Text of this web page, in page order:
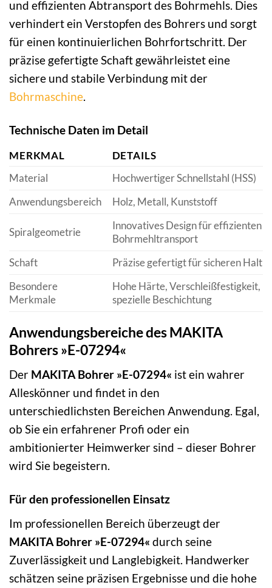
und effizienten Abtransport des Bohrmehls. Dies
verhindert ein Verstopfen des Bohrers und sorgt
für einen kontinuierlichen Bohrfortschritt. Der
präzise gefertigte Schaft gewährleistet eine
sichere und stabile Verbindung mit der
Bohrmaschine.
Technische Daten im Detail
MERKMAL
DETAILS
Material
Hochwertiger Schnellstahl (HSS)
Anwendungsbereich
Holz, Metall, Kunststoff
Spiralgeometrie
Innovatives Design für effizienten
Bohrmehltransport
Schaft
Präzise gefertigt für sicheren Halt
Besondere
Merkmale
Hohe Härte, Verschleißfestigkeit,
spezielle Beschichtung
Anwendungsbereiche des MAKITA
Bohrers »E-07294«
Der MAKITA Bohrer »E-07294« ist ein wahrer
Alleskönner und findet in den
unterschiedlichsten Bereichen Anwendung. Egal,
ob Sie ein erfahrener Profi oder ein
ambitionierter Heimwerker sind – dieser Bohrer
wird Sie begeistern.
Für den professionellen Einsatz
Im professionellen Bereich überzeugt der
MAKITA Bohrer »E-07294« durch seine
Zuverlässigkeit und Langlebigkeit. Handwerker
schätzen seine präzisen Ergebnisse und die hohe